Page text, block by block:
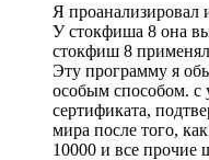
Я проанализировал
У стокфиша 8 она
стокфиш 8
Эту программу я
особым способом.
сертификата,
мира после того,
10000 и все